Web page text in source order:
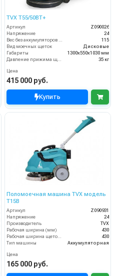
TVX T55/50BT+
Артикул
Z090026
Напряжение
24
115
Вид моечных щеток
Дисковые
Габариты
1300х550х1030 мм
35 кг
Цена
415 000 руб.
Купить
Поломоечная машина TVX модель
T15B
Артикул
Z090931
Напряжение
24
Производитель
TVX
Рабочая ширина (мм)
430
Рабочая ширина щеток (мм)
430
Тип машины
Аккумуляторная
Цена
165 000 руб.